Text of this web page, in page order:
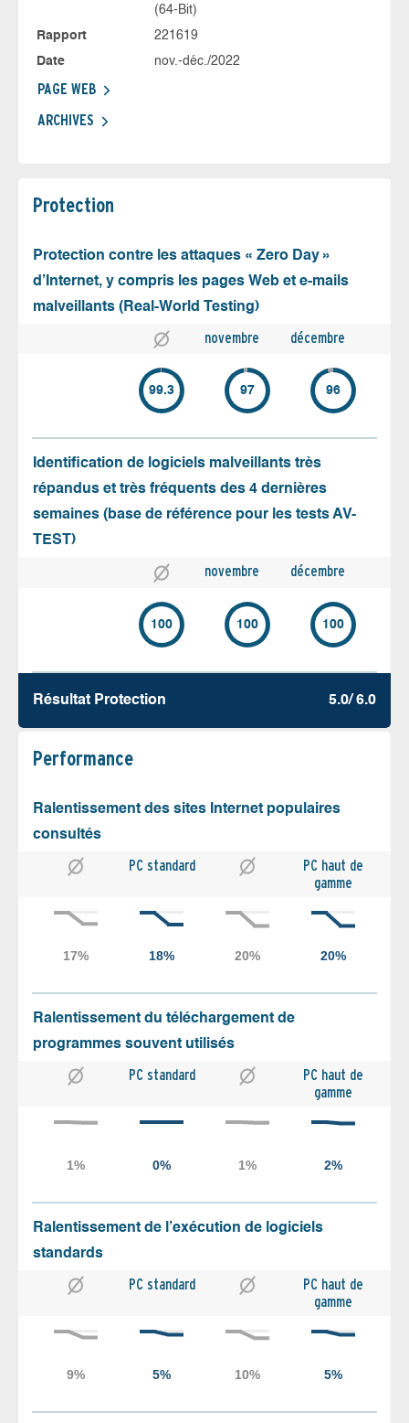
(64-Bit)
Rapport
221619
Date
nov.-déc./2022
PAGE WEB
ARCHIVES
Protection
Protection contre les attaques « Zero Day »
d’Internet, y compris les pages Web et e-mails
malveillants (Real-World Testing)
novembre décembre
99.3 97 96
Identification de logiciels malveillants très
répandus et très fréquents des 4 dernières
semaines (base de référence pour les tests AV-
TEST)
novembre décembre
100 100 100
Résultat Protection 5.0/ 6.0
Performance
Ralentissement des sites Internet populaires
consultés
PC standard
PC haut de
gamme
Ralentissement du téléchargement de
programmes souvent utilisés
PC standard
PC haut de
gamme
Ralentissement de l’exécution de logiciels
standards
PC standard
PC haut de
gamme